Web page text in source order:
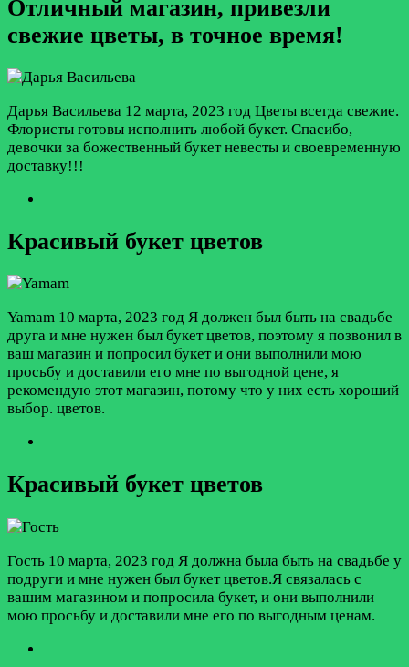
Отличный магазин, привезли
свежие цветы, в точное время!
Дарья Васильева 12 марта, 2023 год Цветы всегда свежие.
Флористы готовы исполнить любой букет. Спасибо,
девочки за божественный букет невесты и своевременную
доставку!!!
Красивый букет цветов
Yamam 10 марта, 2023 год Я должен был быть на свадьбе
друга и мне нужен был букет цветов, поэтому я позвонил в
ваш магазин и попросил букет и они выполнили мою
просьбу и доставили его мне по выгодной цене, я
рекомендую этот магазин, потому что у них есть хороший
выбор. цветов.
Красивый букет цветов
Гость 10 марта, 2023 год Я должна была быть на свадьбе у
подруги и мне нужен был букет цветов.Я связалась с
вашим магазином и попросила букет, и они выполнили
мою просьбу и доставили мне его по выгодным ценам.